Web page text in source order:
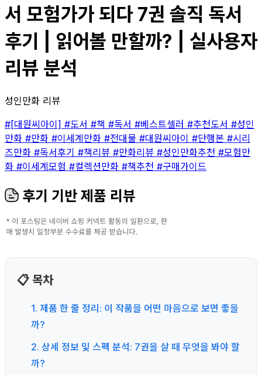
서 모험가가 되다 7권 솔직 독서
후기 | 읽어볼 만할까? | 실사용자
리뷰 분석
성인만화 리뷰
#[대원씨아이] #도서 #책 #독서 #베스트셀러 #추천도서 #성인
만화 #만화 #이세계만화 #전대물 #대원씨아이 #단행본 #시리
즈만화 #독서후기 #책리뷰 #만화리뷰 #성인만화추천 #모험만
화 #이세계모험 #컬렉션만화 #책추천 #구매가이드
후기 기반 제품 리뷰
📋 목차
1. 제품 한 줄 정리: 이 작품을 어떤 마음으로 보면 좋을
까?
2. 상세 정보 및 스펙 분석: 7권을 살 때 무엇을 봐야 할
까?